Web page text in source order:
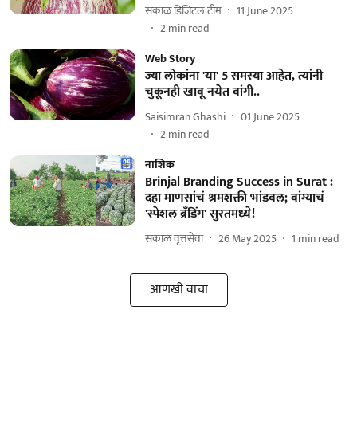
सकाळ डिजिटल टीम
11 June 2025
2min read
Web Story
ज्या लोकांना 'या' 5 समस्या आहेत, त्यांनी
चुकूनही खावू नयेत वांगी..
Saisimran Ghashi
01 June 2025
2min read
नाशिक
Brinjal Branding Success in Surat :
दहा माणसांचं श्रमशक्ती भांडवल; वांग्याचं
'स्पेशल ब्रँडिंग' सुरतमध्ये!
सकाळ वृत्तसेवा 26 May 2025 1 min read
आणखी वाचा